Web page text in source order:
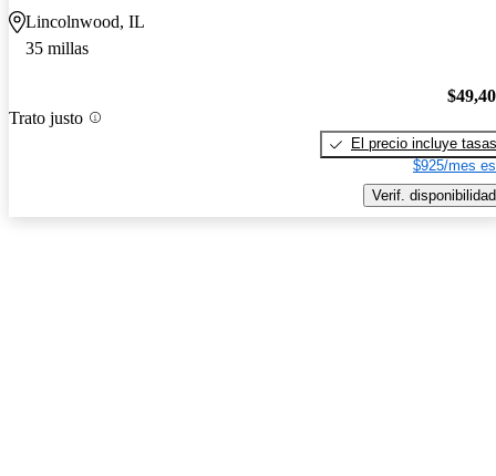
Lincolnwood, IL
35 millas
Trato justo
El precio incluye tasas
$925/mes
Verif. disponibilidad